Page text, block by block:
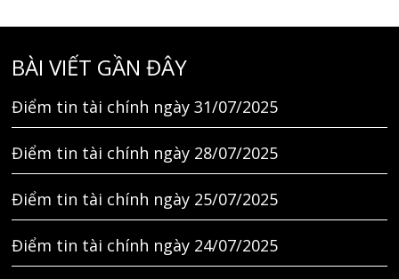
BÀI VIẾT GẦN ĐÂY
Điểm tin tài chính ngày 31/07/2025
Điểm tin tài chính ngày 28/07/2025
Điểm tin tài chính ngày 25/07/2025
Điểm tin tài chính ngày 24/07/2025